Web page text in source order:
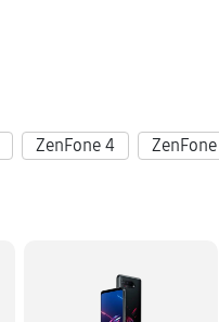
ZenFone 4